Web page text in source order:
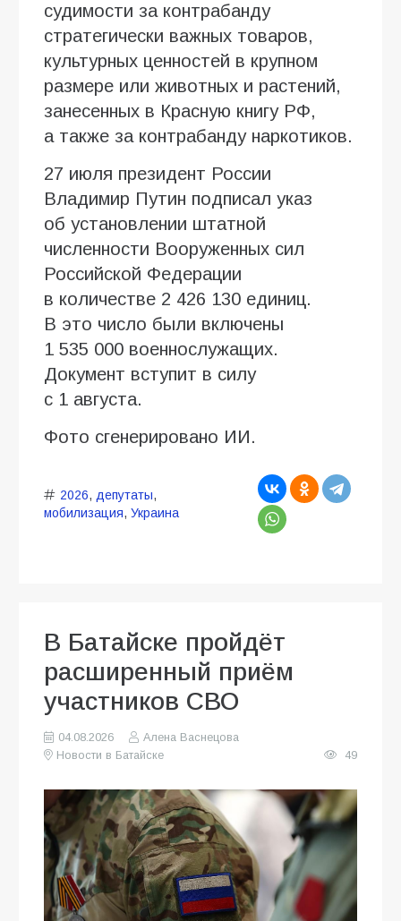
судимости за контрабанду
стратегически важных товаров,
культурных ценностей в крупном
размере или животных и растений,
занесенных в Красную книгу РФ,
а также за контрабанду наркотиков.
27 июля президент России
Владимир Путин подписал указ
об установлении штатной
численности Вооруженных сил
Российской Федерации
в количестве 2 426 130 единиц.
В это число были включены
1 535 000 военнослужащих.
Документ вступит в силу
с 1 августа.
Фото сгенерировано ИИ.
2026, депутаты,
мобилизация, Украина
В Батайске пройдёт
расширенный приём
участников СВО
04.08.2026
Алена Васнецова
Новости в Батайске
49